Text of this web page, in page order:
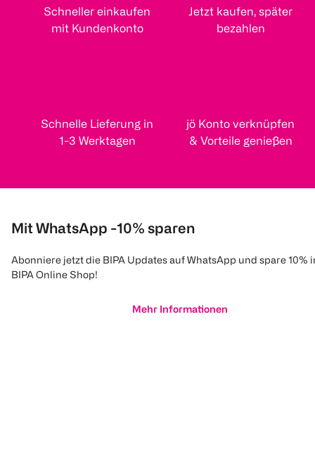
Schneller einkaufen
mit Kundenkonto
Jetzt kaufen, später
bezahlen
Schnelle Lieferung in
1-3 Werktagen
jö Konto verknüpfen
& Vorteile genießen
Mit WhatsApp -10% sparen
Abonniere jetzt die BIPA Updates auf WhatsApp und spare 10%
BIPA Online Shop!
Mehr Informationen